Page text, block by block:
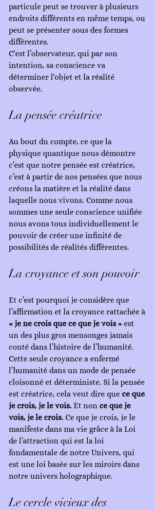
particule peut se trouver à plusieurs
endroits différents en même temps, ou
peut se présenter sous des formes
différentes.
C'est l’observateur, qui par son
intention, sa conscience va
déterminer l'objet et la réalité
observée.
La pensée créatrice
Au bout du compte, ce que la
physique quantique nous démontre
c’est que notre pensée est créatrice,
c’est à partir de nos pensées que nous
créons la matière et la réalité dans
laquelle nous vivons. Comme nous
sommes une seule conscience unifiée
nous avons tous individuellement le
pouvoir de créer une infinité de
possibilités de réalités différentes.
La croyance et son pouvoir
Et c’est pourquoi je considère que
l’affirmation et la croyance rattachée à
« je ne crois que ce que je vois » est
un des plus gros mensonges jamais
conté dans l’histoire de l’humanité.
Cette seule croyance a enfermé
l’humanité dans un mode de pensée
cloisonné et déterministe. Si la pensée
est créatrice, cela veut dire que ce que
je crois, je le vois. Et non ce que je
vois, je le crois. Ce que je crois, je le
manifeste dans ma vie grâce à la Loi
de l’attraction qui est la loi
fondamentale de notre Univers, qui
est une loi basée sur les miroirs dans
notre univers holographique.
Le cercle vicieux des